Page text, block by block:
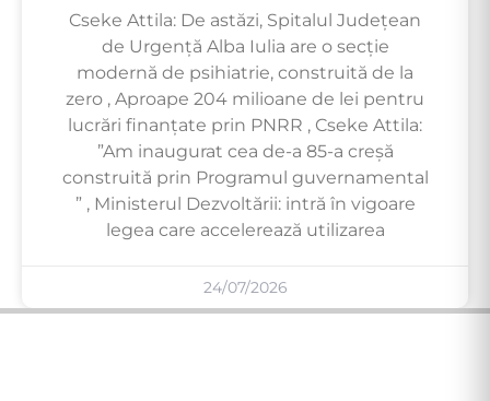
Cseke Attila: De astăzi, Spitalul Județean
de Urgență Alba Iulia are o secție
modernă de psihiatrie, construită de la
zero , Aproape 204 milioane de lei pentru
lucrări finanțate prin PNRR , Cseke Attila:
”Am inaugurat cea de-a 85-a creșă
construită prin Programul guvernamental
” , Ministerul Dezvoltării: intră în vigoare
legea care accelerează utilizarea
24/07/2026